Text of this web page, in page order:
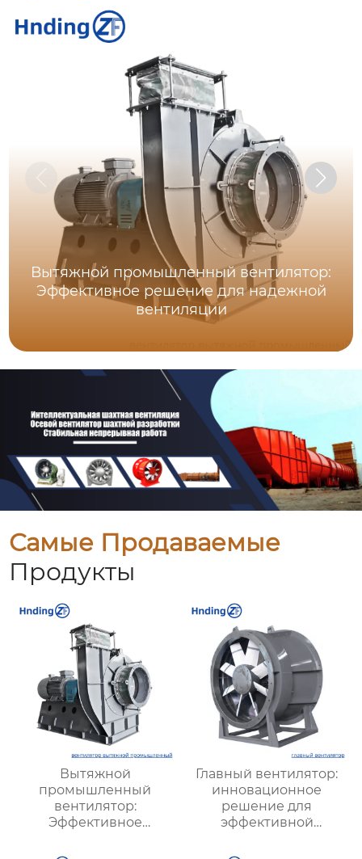
Вытяжной промышленный вентилятор:
Эффективное решение для надежной
вентиляции
Самые Продаваемые
Продукты
Вытяжной
промышленный
вентилятор:
Эффективное
надежной вентиляции
Главный вентилятор:
инновационное
решение для
эффективной
оптимизации работы